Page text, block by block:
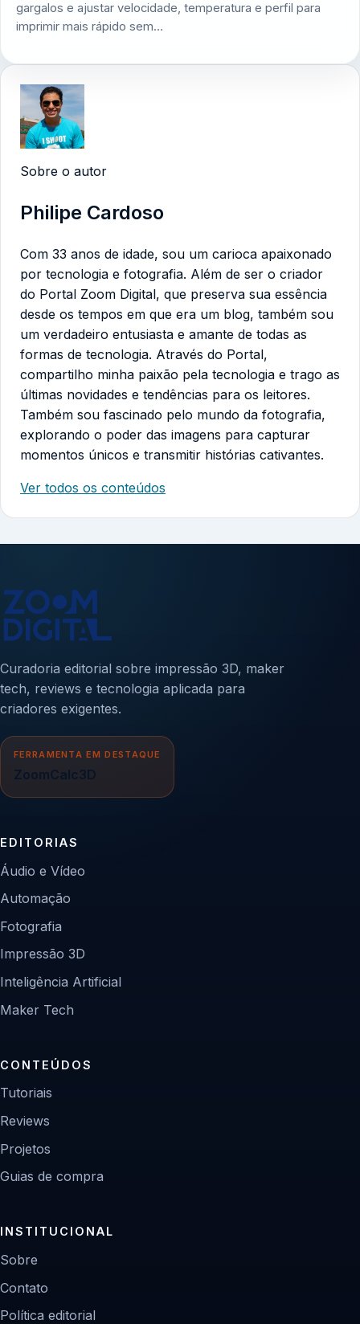
gargalos e ajustar velocidade, temperatura e perfil para
imprimir mais rápido sem…
Sobre o autor
Philipe Cardoso
Com 33 anos de idade, sou um carioca apaixonado
por tecnologia e fotografia. Além de ser o criador
do Portal Zoom Digital, que preserva sua essência
desde os tempos em que era um blog, também sou
um verdadeiro entusiasta e amante de todas as
formas de tecnologia. Através do Portal,
compartilho minha paixão pela tecnologia e trago as
últimas novidades e tendências para os leitores.
Também sou fascinado pelo mundo da fotografia,
explorando o poder das imagens para capturar
momentos únicos e transmitir histórias cativantes.
Ver todos os conteúdos
Curadoria editorial sobre impressão 3D, maker
tech, reviews e tecnologia aplicada para
criadores exigentes.
FERRAMENTA EM DESTAQUE
ZoomCalc3D
EDITORIAS
Áudio e Vídeo
Automação
Fotografia
Impressão 3D
Inteligência Artificial
Maker Tech
CONTEÚDOS
Tutoriais
Reviews
Projetos
Guias de compra
INSTITUCIONAL
Sobre
Contato
Política editorial